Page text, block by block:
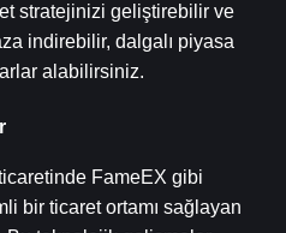
stratejinizi geliştirebilir ve
indirebilir, dalgalı piyasa
alabilirsiniz.
FameEX gibi
bir ticaret ortamı sağlayan